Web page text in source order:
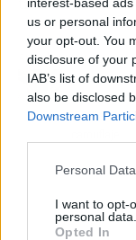
us or personal
your opt-out. You
disclosure of your
IAB’s list of
also be disclosed
Downstream
Personal
I want to opt-
personal data.
Opted In
Artículo anterior
Algoritmos
inteligencia
diseñar